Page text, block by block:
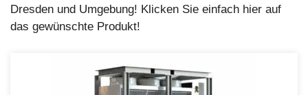
Dresden und Umgebung! Klicken Sie einfach hier auf
das gewünschte Produkt!